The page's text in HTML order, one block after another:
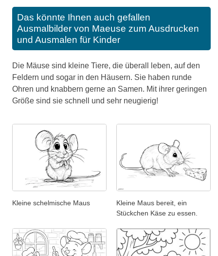
Das könnte Ihnen auch gefallen
Ausmalbilder von Maeuse zum Ausdrucken
und Ausmalen für Kinder
Die Mäuse sind kleine Tiere, die überall leben, auf den
Feldern und sogar in den Häusern. Sie haben runde
Ohren und knabbern gerne an Samen. Mit ihrer geringen
Größe sind sie schnell und sehr neugierig!
Kleine schelmische Maus
Kleine Maus bereit, ein
Stückchen Käse zu essen.